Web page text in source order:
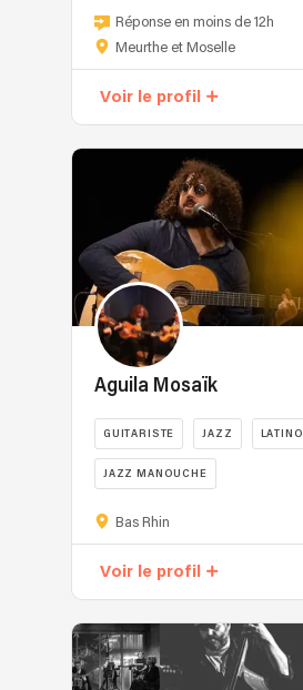
Réponse en moins de 12h
Meurthe et Moselle
Voir le profil
Aguila Mosaïk
GUITARISTE JAZZ LATINO
JAZZ MANOUCHE
Bas Rhin
Voir le profil